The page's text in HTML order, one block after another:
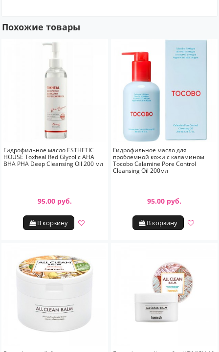
Похожие товары
Гидрофильное масло ESTHETIC
HOUSE Toxheal Red Glycolic AHA
BHA PHA Deep Cleansing Oil 200 мл
95.00 руб.
В корзину
Гидрофильное масло для
проблемной кожи с каламином
Tocobo Calamine Pore Control
Cleansing Oil 200мл
95.00 руб.
В корзину